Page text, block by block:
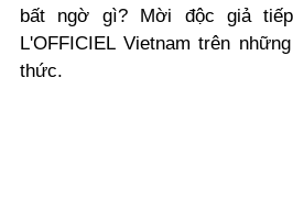
bất ngờ gì? Mời độc giả
L'OFFICIEL Vietnam trên
thức.